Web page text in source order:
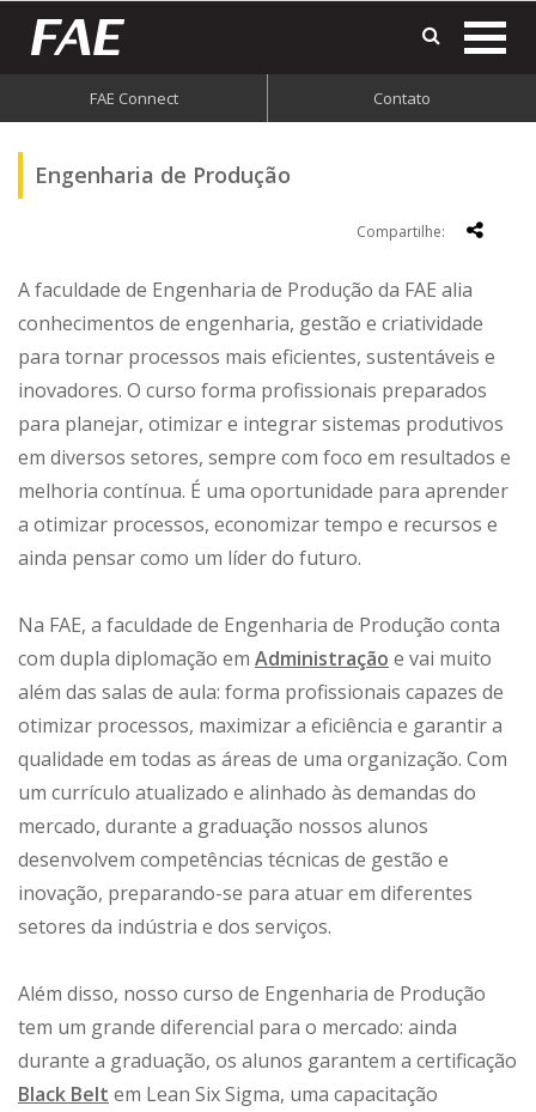
o
FAE Connect Contato
Engenharia de Produção
Compartilhe:
A faculdade de Engenharia de Produção da FAE alia
conhecimentos de engenharia, gestão e criatividade
para tornar processos mais eficientes, sustentáveis e
inovadores. O curso forma profissionais preparados
para planejar, otimizar e integrar sistemas produtivos
em diversos setores, sempre com foco em resultados e
melhoria contínua. É uma oportunidade para aprender
a otimizar processos, economizar tempo e recursos e
ainda pensar como um líder do futuro.
Na FAE, a faculdade de Engenharia de Produção conta
com dupla diplomação em Administração e vai muito
além das salas de aula: forma profissionais capazes de
otimizar processos, maximizar a eficiência e garantir a
qualidade em todas as áreas de uma organização. Com
um currículo atualizado e alinhado às demandas do
mercado, durante a graduação nossos alunos
desenvolvem competências técnicas de gestão e
inovação, preparando-se para atuar em diferentes
setores da indústria e dos serviços.
Além disso, nosso curso de Engenharia de Produção
tem um grande diferencial para o mercado: ainda
durante a graduação, os alunos garantem a certificação
Black Belt em Lean Six Sigma, uma capacitação